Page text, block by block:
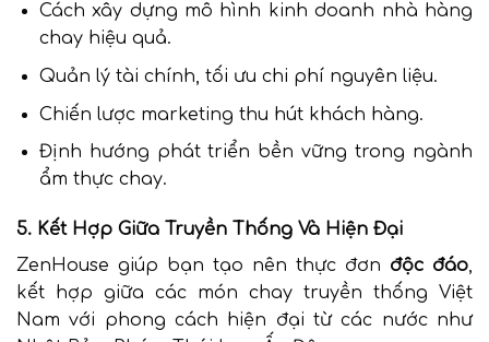
Cách xây dựng mô hình kinh doanh nhà hàng
chay hiệu quả.
Quản lý tài chính, tối ưu chi phí nguyên liệu.
Chiến lược marketing thu hút khách hàng.
Định hướng phát triển bền vững trong ngành
ẩm thực chay.
5. Kết Hợp Giữa Truyền Thống Và Hiện Đại
ZenHouse giúp bạn tạo nên thực đơn độc đáo,
kết hợp giữa các món chay truyền thống Việt
Nam với phong cách hiện đại từ các nước như